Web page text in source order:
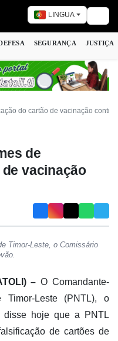
LINGUA
SEGURANÇA JUSTIÇA
do cartão de vacinação contra
de
vacinação
Timor-Leste, o Comissário
–O Comandante-
Leste (PNTL), o
disse hoje que a PNTL
de cartões de